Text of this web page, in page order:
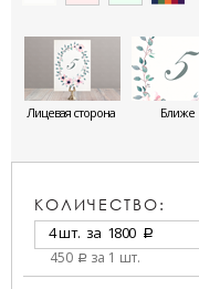
Лицевая сторона Ближе
КОЛИЧЕСТВО:
4 шт. за 1800 a
450 a за 1 шт.